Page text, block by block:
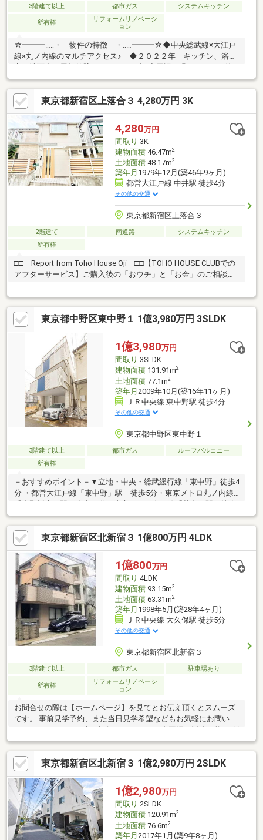
3階建て以上 都市ガス システムキッチン
所有権
リフォームリノベーシ
ョン
☆━━━…‥・ 物件の特徴 ・‥…━━━☆◆中央総武線×大江戸
線×丸ノ内線のマルチアクセス♪ ◆２０２２年 キッチン、浴
かな住宅地♪◆スーパー、コンビニ、公園等、生活環境良好♪◆同
仕様モデルハウスのご案内や建物プレゼンテーションも随時受付
中♪最寄り駅や現地周辺でのお待ち合わせなどご都合に合わせて対
応いたします。お気軽にお問い合わせください。
☆━━━…‥・ ━☆━ ・‥…━━━☆
東京都新宿区上落合３ 4,280万円 3K
4,280万円
間取り 3K
建物面積46.47m2
土地面積48.17m2
築年月 1979年12月(築46年9ヶ月)
都営大江戸線 中井駅 徒歩4分
その他の交通
東京都新宿区上落合３
2階建て 南道路
システムキッチン
所有権
□□ Report from Toho House Oji □□【TOHO HOUSE CLUBでの
アフターサービス】ご購入後の「おウチ」と「お金」のご相談窓
相談、繰上返済のタイミング、各種保険の見直し・・・etc・おウ
チの設備保証や定期点検、駆け付けサービス・・・etc購入前のタ
イミングは勿論、購入後のご不安につきましてもご相談可能で
す！まずはお気軽に現地をご覧下さいませ。物件の詳細につい
て、ご見学希望のお客様は下記番号までお気軽にご連絡下さい。
お問い合わせ専用フリーダイヤル ： ０１２０－８９－１０４０
東京都中野区東中野１ 1億3,980万円 3SLDK
1億3,980万円
間取り 3SLDK
建物面積131.91m2
土地面積77.1m2
築年月 2009年10月(築16年11ヶ月)
ＪＲ中央線 東中野駅 徒歩4分
その他の交通
東京都中野区東中野１
3階建て以上 都市ガス
ルーフバルコニー
所有権
－おすすめポイント－▼立地・中央・総武緩行線「東中野」徒歩4
分 ・都営大江戸線「東中野」駅 徒歩5分・東京メトロ丸ノ内線
11分▼特徴・プライバシー・採光に配慮された2階リビング・L字
型の対面式キッチン、パントリー(約5.0帖)付・納戸約7.1帖は窓・
収納付で多用途に活用可能・全居室に収納を設置・浴室はゆとり
ある1820サイズ・駐車スペース有(車種による)※敷地の一部は建ぺ
い率60%・容積率200%※両地域の面積により加重平均されます
また、前面道路幅員により容積率は240％・160％に制限されます
東京都新宿区北新宿３ 1億800万円 4LDK
1億800万円
間取り 4LDK
建物面積93.15m2
土地面積63.31m2
築年月 1998年5月(築28年4ヶ月)
ＪＲ中央線 大久保駅 徒歩5分
その他の交通
東京都新宿区北新宿３
3階建て以上 都市ガス 駐車場あり
所有権
リフォームリノベーシ
ョン
お問合せの際は【ホームページ】を見てとお伝え頂くとスムーズ
です。 事前見学予約、また当日見学希望などもお気軽にお問い合
業50年の実績と経験でお客様に喜んでいただけるように、お手伝
いさせていたきます
東京都新宿区北新宿３ 1億2,980万円 2SLDK
1億2,980万円
間取り 2SLDK
建物面積120.91m2
土地面積76.6m2
築年月 2017年1月(築9年8ヶ月)